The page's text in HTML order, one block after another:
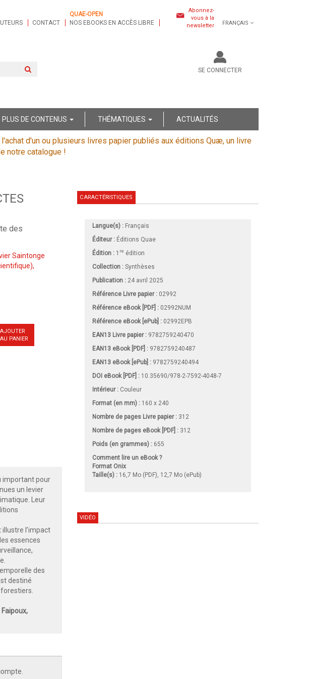
CONTACT
QUAE-OPEN
NOS EBOOKS EN ACCÈS LIBRE
Abonnez-
vous à la
newsletter
FRANÇAIS
SE CONNECTER
PLUS DE CONTENUS THÉMATIQUES ACTUALITÉS
l'achat d'un ou plusieurs livres papier publiés aux éditions Quæ, un livre
notre catalogue !
des
Saintonge
AJOUTER
AU PANIER
important pour
un levier
Leur
l’impact
essences
des
destiné
CARACTÉRISTIQUES
Langue(s) : Français
Éditeur : Éditions Quae
Édition : 1 re édition
Collection : Synthèses
Publication : 24 avril 2025
Référence Livre papier : 02992
Référence eBook [PDF] : 02992NUM
Référence eBook [ePub] : 02992EPB
EAN13 Livre papier : 9782759240470
EAN13 eBook [PDF] : 9782759240487
EAN13 eBook [ePub] : 9782759240494
DOI eBook [PDF] : 10.35690/978-2-7592-4048-7
Intérieur : Couleur
Format (en mm) : 160 x 240
Nombre de pages Livre papier: 312
Nombre de pages eBook [PDF] : 312
Poids (en grammes) : 655
Comment lire un eBook ?
Format Onix
Taille(s) : 16,7 Mo (PDF), 12,7 Mo (ePub)
VIDÉO